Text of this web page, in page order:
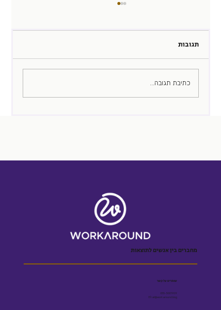
ריפוד קריירה
תגובות
כתיבת תגובה...
מחברים בין אנשים לתוצאות
שומרים על קשר
055-5001909
Efrat@workaround.blog